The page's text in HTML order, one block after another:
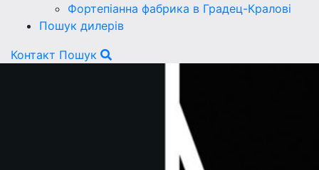
Фортепіанна фабрика в Градец-Краловi
Пошук дилерів
Контакт Пошук